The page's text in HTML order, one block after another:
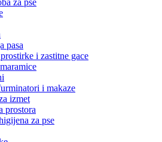
za pse
pasa
i zastitne gace
i makaze
izmet
prostora
za pse